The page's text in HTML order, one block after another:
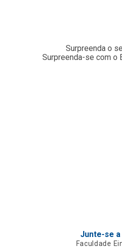
Surpreenda o
Surpreenda-se com o
Junte-se a
Faculdade